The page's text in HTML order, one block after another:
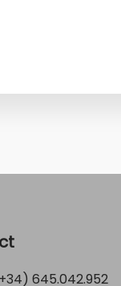
645.042.952